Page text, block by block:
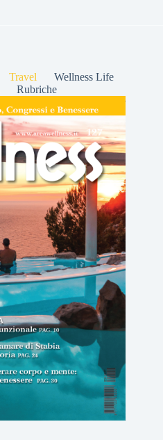
Travel
Wellness Life
Rubriche